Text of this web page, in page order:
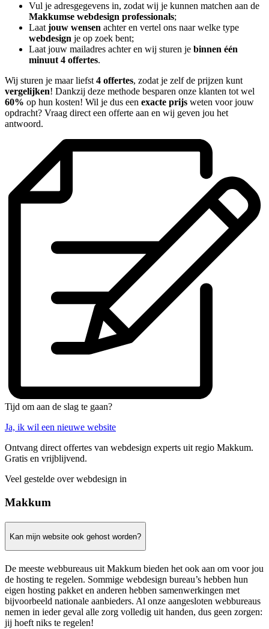
Vul je adresgegevens in, zodat wij je kunnen matchen aan de
Makkumse webdesign professionals;
Laat jouw wensen achter en vertel ons naar welke type
webdesign je op zoek bent;
Laat jouw mailadres achter en wij sturen je binnen één
minuut 4 offertes.
Wij sturen je maar liefst 4 offertes, zodat je zelf de prijzen kunt
vergelijken! Dankzij deze methode besparen onze klanten tot wel
60% op hun kosten! Wil je dus een exacte prijs weten voor jouw
opdracht? Vraag direct een offerte aan en wij geven jou het
antwoord.
Tijd om aan de slag te gaan?
Ja, ik wil een nieuwe website
Ontvang direct offertes van webdesign experts uit regio Makkum.
Gratis en vrijblijvend.
Veel gestelde over webdesign in
Makkum
Kan mijn website ook gehost worden?
De meeste webbureaus uit Makkum bieden het ook aan om voor jou
de hosting te regelen. Sommige webdesign bureau’s hebben hun
eigen hosting pakket en anderen hebben samenwerkingen met
bijvoorbeeld nationale aanbieders. Al onze aangesloten webbureaus
nemen in ieder geval alle zorg volledig uit handen, dus geen zorgen:
jij hoeft niks te regelen!